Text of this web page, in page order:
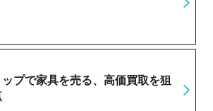
プで家具を売る、高価買取を狙